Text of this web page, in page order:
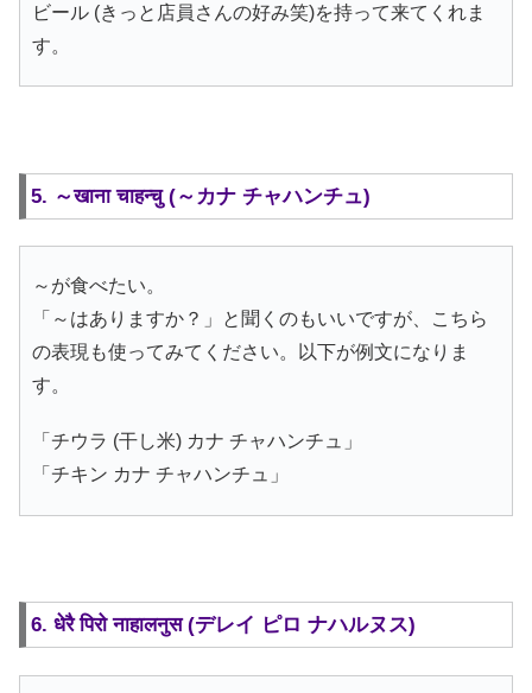
ビール (きっと店員さんの好み笑)を持って来てくれま
す。
5. ～खाना चाहन्चु (～カナ チャハンチュ)
～が食べたい。
「～はありますか？」と聞くのもいいですが、こちら
の表現も使ってみてください。以下が例文になりま
す。
「チウラ (干し米) カナ チャハンチュ」
「チキン カナ チャハンチュ」
6. धेरै पिरो नाहालनुस (デレイ ピロ ナハルヌス)